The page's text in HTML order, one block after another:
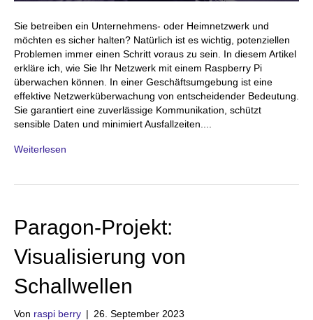
Sie betreiben ein Unternehmens- oder Heimnetzwerk und
möchten es sicher halten? Natürlich ist es wichtig, potenziellen
Problemen immer einen Schritt voraus zu sein. In diesem Artikel
erkläre ich, wie Sie Ihr Netzwerk mit einem Raspberry Pi
überwachen können. In einer Geschäftsumgebung ist eine
effektive Netzwerküberwachung von entscheidender Bedeutung.
Sie garantiert eine zuverlässige Kommunikation, schützt
sensible Daten und minimiert Ausfallzeiten....
Weiterlesen
Paragon-Projekt:
Visualisierung von
Schallwellen
Von raspi berry | 26. September 2023